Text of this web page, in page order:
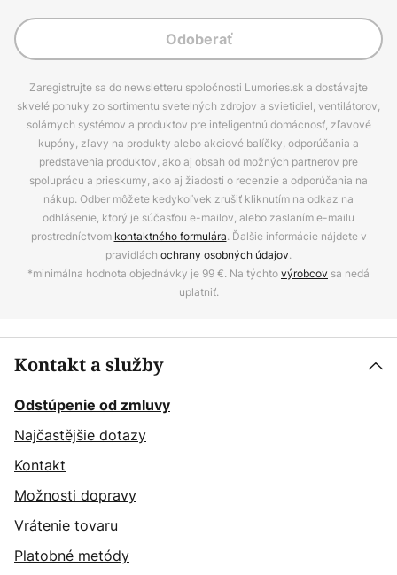
Odoberať
Zaregistrujte sa do newsletteru spoločnosti Lumories.sk a dostávajte
skvelé ponuky zo sortimentu svetelných zdrojov a svietidiel, ventilátorov,
solárnych systémov a produktov pre inteligentnú domácnosť, zľavové
kupóny, zľavy na produkty alebo akciové balíčky, odporúčania a
predstavenia produktov, ako aj obsah od možných partnerov pre
spoluprácu a prieskumy, ako aj žiadosti o recenzie a odporúčania na
nákup. Odber môžete kedykoľvek zrušiť kliknutím na odkaz na
odhlásenie, ktorý je súčasťou e-mailov, alebo zaslaním e-mailu
prostredníctvom kontaktného formulára. Ďalšie informácie nájdete v
pravidlách ochrany osobných údajov.
*minimálna hodnota objednávky je 99 €. Na týchtovýrobcov sa nedá
uplatniť.
Kontakt a služby
Odstúpenie od zmluvy
Najčastějšie dotazy
Kontakt
Možnosti dopravy
Vrátenie tovaru
Platobné metódy